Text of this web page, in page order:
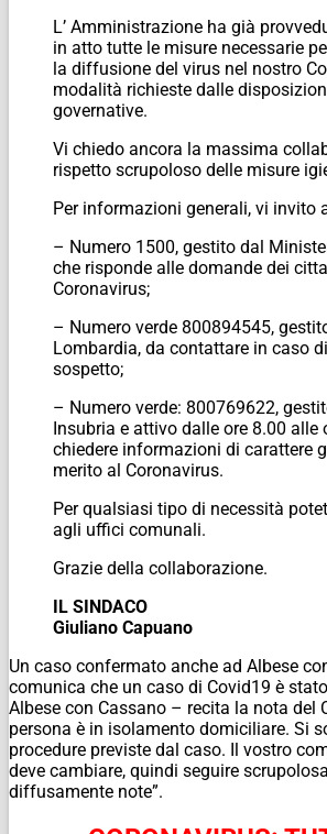
L’ Amministrazione ha già
in atto tutte le misure necessarie
la diffusione del virus nel nostro
modalità richieste dalle
governative.
Vi chiedo ancora la massima
rispetto scrupoloso delle misure
Per informazioni generali, vi invito
– Numero 1500, gestito dal
che risponde alle domande dei
Coronavirus;
– Numero verde 800894545,
Lombardia, da contattare in caso
sospetto;
– Numero verde: 800769622,
Insubria e attivo dalle ore 8.00 alle
chiedere informazioni di carattere
merito al Coronavirus.
Per qualsiasi tipo di necessità
agli uffici comunali.
Grazie della collaborazione.
IL SINDACO
Giuliano Capuano
Un caso confermato anche ad Albese
comunica che un caso di Covid19 è
Albese con Cassano – recita la nota del
persona è in isolamento domiciliare. Si
procedure previste dal caso. Il vostro
deve cambiare, quindi seguire
diffusamente note”.